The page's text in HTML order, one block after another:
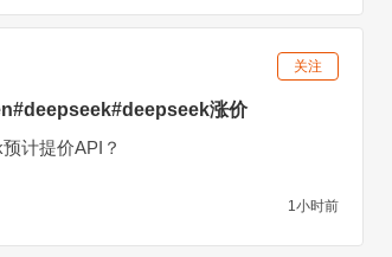
中国造船业现在的样子：手握全球八成
关注
涨价
计提价API？
1小时前